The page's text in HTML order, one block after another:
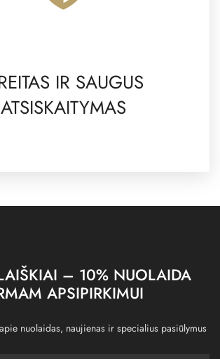
IR SAUGUS
ATSISKAITYMAS
– 10% NUOLAIDA
APSIPIRKIMUI
nuolaidas, naujienas ir specialius pasiūlymus